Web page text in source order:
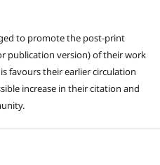
to promote the post-print
publication version) of their work
favours their earlier circulation
increase in their citation and